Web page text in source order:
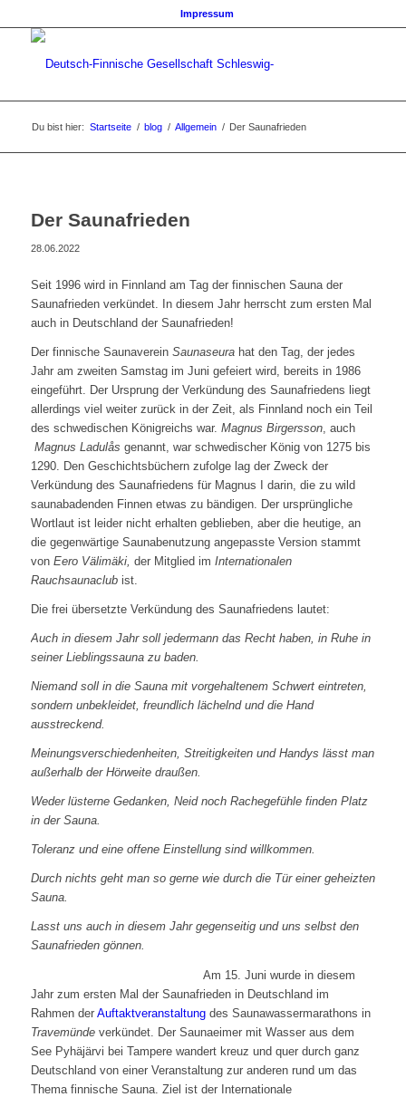
Impressum
Du bist hier: Startseite / blog / Allgemein / Der Saunafrieden
Der Saunafrieden
28.06.2022
Seit 1996 wird in Finnland am Tag der finnischen Sauna der
Saunafrieden verkündet. In diesem Jahr herrscht zum ersten Mal
auch in Deutschland der Saunafrieden!
Der finnische Saunaverein Saunaseurahat den Tag, der jedes
Jahr am zweiten Samstag im Juni gefeiert wird, bereits in 1986
eingeführt. Der Ursprung der Verkündung des Saunafriedens liegt
allerdings viel weiter zurück in der Zeit, als Finnland noch ein Teil
des schwedischen Königreichs war. Magnus Birgersson, auch
Magnus Ladulås genannt, war schwedischer König von 1275 bis
1290. Den Geschichtsbüchern zufolge lag der Zweck der
Verkündung des Saunafriedens für Magnus I darin, die zu wild
saunabadenden Finnen etwas zu bändigen. Der ursprüngliche
Wortlaut ist leider nicht erhalten geblieben, aber die heutige, an
die gegenwärtige Saunabenutzung angepasste Version stammt
von Eero Välimäki, der Mitglied im Internationalen
Rauchsaunaclubist.
Die frei übersetzte Verkündung des Saunafriedens lautet:
Auch in diesem Jahr soll jedermann das Recht haben, in Ruhe in
seiner Lieblingssauna zu baden.
Niemand soll in die Sauna mit vorgehaltenem Schwert eintreten,
sondern unbekleidet, freundlich lächelnd und die Hand
ausstreckend.
Meinungsverschiedenheiten, Streitigkeiten und Handys lässt man
außerhalb der Hörweite draußen.
Weder lüsterne Gedanken, Neid noch Rachegefühle finden Platz
in der Sauna.
Toleranz und eine offene Einstellung sind willkommen.
Durch nichts geht man so gerne wie durch die Tür einer geheizten
Sauna.
Lasst uns auch in diesem Jahr gegenseitig und uns selbst den
Saunafrieden gönnen.
Am 15. Juni wurde in diesem
Jahr zum ersten Mal der Saunafrieden in Deutschland im
Rahmen der Auftaktveranstaltungdes Saunawassermarathons in
Travemündeverkündet. Der Saunaeimer mit Wasser aus dem
See Pyhäjärvi bei Tampere wandert kreuz und quer durch ganz
Deutschland von einer Veranstaltung zur anderen rund um das
Thema finnische Sauna. Ziel ist der Internationale